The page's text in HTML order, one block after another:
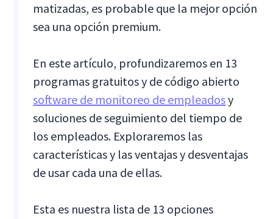
matizadas, es probable que la mejor opción
sea una opción premium.
En este artículo, profundizaremos en 13
programas gratuitos y de código abierto
software de monitoreo de empleadosy
soluciones de seguimiento del tiempo de
los empleados. Exploraremos las
características y las ventajas y desventajas
de usar cada una de ellas.
Esta es nuestra lista de 13 opciones